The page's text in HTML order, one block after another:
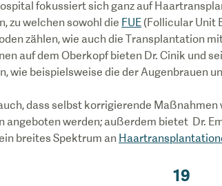
fokussiert sich ganz auf
zu welchen sowohl die FUE (Follicular Unit
zählen, wie auch die Transplantation
auf dem Oberkopf bieten Dr. Cinik und
wie beispielsweise die der Augenbrauen
dass selbst korrigierende Maßnahmen
angeboten werden; außerdem bietet Dr.
breites Spektrum an
19